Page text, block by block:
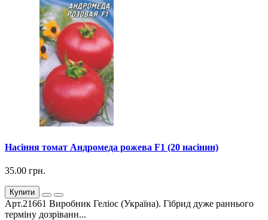
Насіння томат Андромеда рожева F1 (20 насінин)
35.00 грн.
Купити
Арт.21661 Виробник Геліос (Україна). Гібрид дуже раннього
терміну дозріванн...